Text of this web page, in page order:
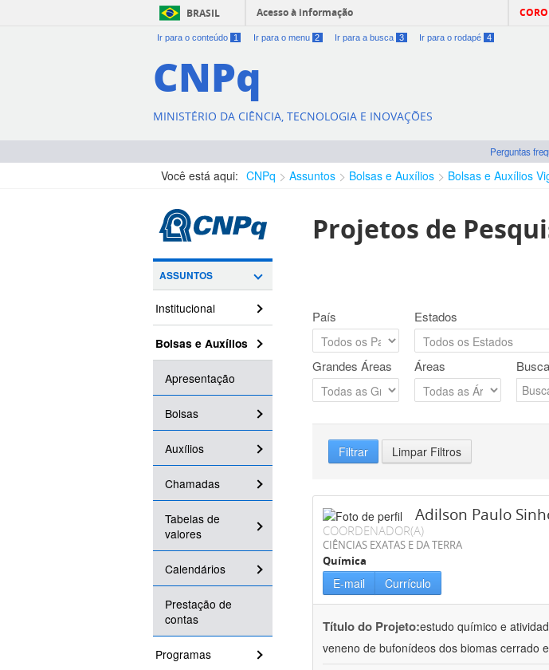
BRASIL Acesso à informação
Ir para o conteúdo 1 Ir para o menu 2 Ir para a busca 3 Ir para o rodapé 4
CNPq
MINISTÉRIO DA CIÊNCIA, TECNOLOGIA E INOVAÇÕES
Perguntas
Você está aqui: CNPq Assuntos Bolsas e Auxílios Bolsas e Auxílios
ASSUNTOS
Institucional
Bolsas e Auxílios
Apresentação
Bolsas
Auxílios
Chamadas
Tabelas de
valores
Calendários
Prestação de
contas
Programas
Projetos de
País Estados
Grandes Áreas Áreas Busca
Filtrar Limpar Filtros
Adilson Paulo
COORDENADOR(A)
CIÊNCIAS EXATAS E DA TERRA
Química
E-mail Currículo
Título do Projeto:estudo químico e
veneno de bufonídeos dos biomas cerrado